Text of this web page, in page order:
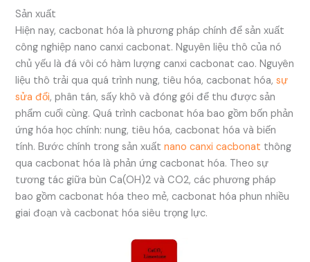
Sản xuất
Hiện nay, cacbonat hóa là phương pháp chính để sản xuất
công nghiệp nano canxi cacbonat. Nguyên liệu thô của nó
chủ yếu là đá vôi có hàm lượng canxi cacbonat cao. Nguyên
liệu thô trải qua quá trình nung, tiêu hóa, cacbonat hóa,sự
sửa đổi, phân tán, sấy khô và đóng gói để thu được sản
phẩm cuối cùng. Quá trình cacbonat hóa bao gồm bốn phản
ứng hóa học chính: nung, tiêu hóa, cacbonat hóa và biến
tính. Bước chính trong sản xuấtnano canxi cacbonat thông
qua cacbonat hóa là phản ứng cacbonat hóa. Theo sự
tương tác giữa bùn Ca(OH)2 và CO2, các phương pháp
bao gồm cacbonat hóa theo mẻ, cacbonat hóa phun nhiều
giai đoạn và cacbonat hóa siêu trọng lực.